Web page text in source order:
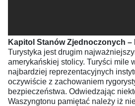
Kapitol Stanów Zjednoczonych
Turystyka jest drugim
amerykańskiej stolicy. Turyści mile
najbardziej reprezentacyjnych
oczywiście z zachowaniem
bezpieczeństwa. Odwiedzając
Waszyngtonu pamiętać należy iż